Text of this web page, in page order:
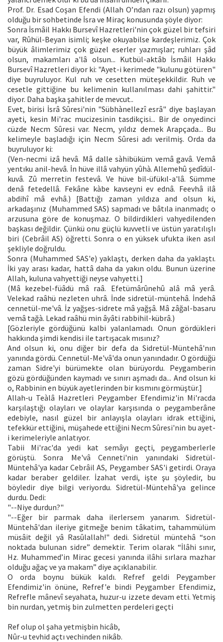
Prof. Dr. Esad Coşan Efendi (Allah O’ndan razı olsun) yapmış
olduğu bir sohbetinde İsra ve Miraç konusunda şöyle diyor:
Sonra İsmâil Hakkı Bursevî Hazretleri'nin çok güzel bir tefsiri
var, Rûhül-Beyan isimli; keşke okuyabilse kardeşlerimiz. Çok
büyük âlimlerimiz çok güzel eserler yazmışlar; ruhları şâd
olsun, makamları a'lâ olsun... Kutbül-aktâb İsmâil Hakkı
Bursevî Hazretleri diyor ki: "Ayet-i kerimede "kulunu götüren"
diye buyruluyor. Kul ruh ve cesetten müteşekkildir. Ruh ve
cesetle gittiğine bu kelimenin kullanılması dahi şahittir."
diyor. Daha başka şahitler de mevcut..
Evet, birisi İsrâ Sûresi'nin "Sübhànellezî esrâ" diye başlayan
ayeti, kesin Mi'rac mucizesinin tasdikçisi... Bir de onyedinci
cüzde Necm Sûresi var. Necm, yıldız demek Arapçada... Bu
kelimeyle başladığı için Necm Sûresi adı verilmiş. Orda da
buyruluyor ki:
(Ven-necmi izâ hevâ. Mâ dalle sàhibüküm vemâ gavâ. Vemâ
yentıku anil-hevâ. İn hüve illâ vahyün yûhà. Allemehû şedîdül-
kuvâ. Zû merretin festevâ. Ve hüve bil-üfükıl-a'lâ. Sümme
denâ fetedellâ. Fekâne kàbe kavseyni ev ednâ. Feevhâ ilâ
abdihî mâ evhâ.) [Battığı zaman yıldıza and olsun ki,
arkadaşınız (Muhammed SAS) sapmadı ve bâtıla inanmadı; o
arzusuna göre de konuşmaz. O bildirdikleri vahyedilenden
başkası değildir. Çünkü onu güçlü kuvvetli ve üstün yaratılışlı
biri (Cebrâil AS) öğretti. Sonra o en yüksek ufukta iken asıl
şekliyle doğruldu.
Sonra (Muhammed SAS'e) yaklaştı, derken daha da yaklaştı.
İki yay arası kadar, hattâ daha da yakın oldu. Bunun üzerine
Allah, kuluna vahyettiği neyse vahyetti.]
(Mâ kezebel-füâdü mâ raâ. Efetümârûnehû alâ mâ yerâ.
Velekad raâhü nezleten uhrâ. İnde sidretül-müntehâ. İndehâ
cennetül-me'vâ. İz yağşes-sidrete mâ yağşâ. Mâ zâğal-basaru
vemâ tağà. Lekad raâhü min âyâti rabbihil-kübrâ.)
[Gözleriyle gördüğünü kalbi yalanlamadı. Onun gördükleri
hakkında şimdi kendisi ile tartışacak mısınız?
And olsun ki, onu diğer bir defa da Sidretül-Müntehâ'nın
yanında gördü. Cennetül-Me'vâ'da onun yanındadır. O gördüğü
zaman Sidre'yi bürümekte olan bürüyordu. Peygamberin
gözü gördüğünden kaymadı ve sınırı aşmadı da... And olsun ki
o, Rabbinin en büyük ayetlerinden bir kısmını görmüştür.]
Allah-u Teàlâ Hazretleri Peygamber Efendimiz'in Mi'racda
karşılaştığı olayları ve olaylar karşısında o peygamberâne
edebiyle, nasıl güzel bir anlayışla olayları idrak ettiğini,
tefekkür ettiğini, müşahede ettiğini Necm Sûresi'nin bu ayet-
i kerimeleriyle anlatıyor.
Tabii Mi'rac'da yedi kat semâyı geçti, peygamberlerle
görüştü. Sonra Me'vâ Cenneti'nin yanındaki Sidretül-
Müntehâ'ya kadar Cebrâil AS, Peygamber SAS'i getirdi. Oraya
kadar beraber geldiler. İzahat verdi, işte şu şöyledir, bu
böyledir diye bilgi veriyordu. Sidretül-Müntehâ'ya gelince
durdu. Dedi:
"--Niye durdun?"
"--Eğer bir parmak daha ilerlersem yanarım. Sidretül-
Müntehâ'dan ileriye gitmeğe benim tâkatim, tahammülüm
müsâit değil yâ Rasûlallah!" dedi. Sidretül müntehâ “son
noktada bulunan sidre” demektir. Terim olarak “İlâhi sınır,
Hz. Muhammed’in Mirac gecesi yanında ilâhi sırlara mazhar
olduğu ağaç ve ya makam” diye açıklanabilir.
O orda boynu bükük kaldı. Refref geldi Peygamber
Efendimiz'in önüne, Refref'e bindi Peygamber Efendimiz,
Refrefle mânevî seyahata, huzur-u izzete devam etti. Yetmiş
bin nurdan, yetmiş bin zulmetten perdeleri geçti
Ref olup ol şaha yetmişbin hicâb,
Nûr-u tevhid açtı vechinden nikâb.